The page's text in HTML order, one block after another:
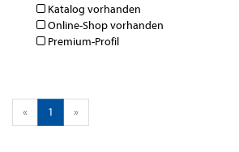
Katalog vorhanden
Online-Shop vorhanden
Premium-Profil
« 1 »